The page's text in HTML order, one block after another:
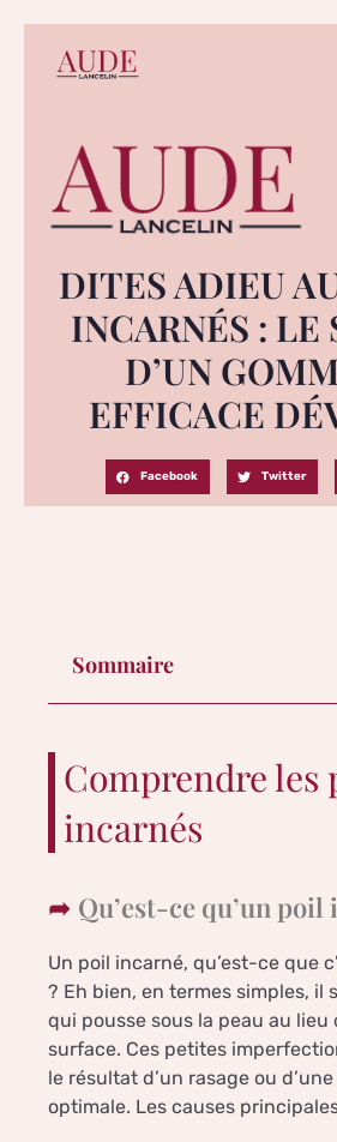
DITES ADIEU
INCARNÉS : LE
D’UN
EFFICACE
Facebook Twitter
Sommaire
Comprendre les
incarnés
Qu’est-ce qu’un poil
Un poil incarné, qu’est-ce que
? Eh bien, en termes simples, il
qui pousse sous la peau au lieu
surface. Ces petites
le résultat d’un rasage ou
optimale. Les causes